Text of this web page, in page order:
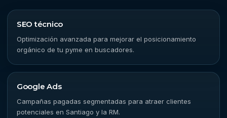
SEO técnico
Optimización avanzada para mejorar el posicionamiento
orgánico de tu pyme en buscadores.
Google Ads
Campañas pagadas segmentadas para atraer clientes
potenciales en Santiago y la RM.